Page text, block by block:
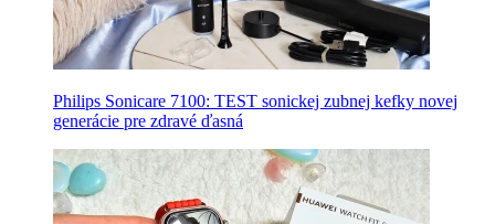
Philips Sonicare 7100: TEST sonickej zubnej kefky novej
generácie pre zdravé ďasná